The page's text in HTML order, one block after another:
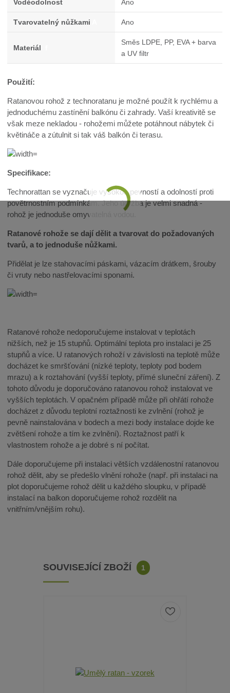
Voděodolnost Ano
Tvarovatelný nůžkami Ano
Materiál
Směs LDPE, PP, EVA + barva
a UV filtr
Použití:
Ratanovou rohož z technoratanu je možné použít k rychlému a
jednoduchému zastínění balkónu či zahrady. Vaší kreativitě se
však meze nekladou - rohožemi můžete potáhnout nábytek či
květináče a zútulnit si tak váš balkón či terasu.
Specifikace:
Technorattan se vyznačuje vysokou pevností a odolností proti
povětrnostním podmínkám. Jeho údržba je velmi snadná -
rohož je jednoduše omyvatelná vodou.
Ratanové rohože se dají dělit a tvarovat do požadovaných
tvarů, a to jednoduše nůžkami.
Přidělat je lze stahovacími páskami, vázacím drátkem, šrouby
či vruty nebo nastřelovacími sponami.
Ratanové rohože nedoporučujeme instalovat v teplotách
nižších, než je 15 stupňů. Optimální teplota pro instalaci je 25
stupňů a více. U ratanových rohoží v závislosti na teplotě může
docházet ke smršťování (nízké teploty, teploty pod bodem
mrazu) a k roztahování (vyšší teploty, přímé sluneční záření). Z
tohoto důvodu je doporučováno ratanovou rohož instalovat ve
vyšších teplotách. V opačném případě může při ohřátí rohože
docházet z důvodu teplotní roztažnosti ke zvlnění (rohož je
pevně nainstalována v bodech a mezi body instalace dojde ke
zvětšení rohože a tím ke zvlnění). Roztažnost patří k
vlastnostem rohože a je dobré s ní počítat.
Dále doporučujeme při instalaci větších vzdálenostní ratanovou
rohož dělit, aby se předešlo vlnění rohože (např. při instalaci na
plot doporučujeme rohož dělit u každého sloupku, v případě
instalací na balkon doporučujeme rohož rozdělit na
vnitřním/vnějším rohu).
SOUVISEJÍCÍ ZBOŽÍ 1